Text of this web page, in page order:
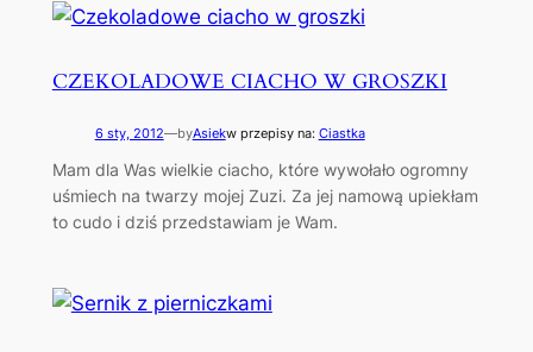
CZEKOLADOWE CIACHO W GROSZKI
6 sty, 2012—byAsiekw przepisy na: Ciastka
Mam dla Was wielkie ciacho, które wywołało ogromny
uśmiech na twarzy mojej Zuzi. Za jej namową upiekłam
to cudo i dziś przedstawiam je Wam.